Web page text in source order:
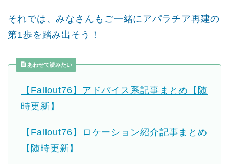
それでは、みなさんもご一緒にアパラチア再建の
第1歩を踏み出そう！
あわせて読みたい
【Fallout76】アドバイス系記事まとめ【随
時更新】
【Fallout76】ロケーション紹介記事まとめ
【随時更新】